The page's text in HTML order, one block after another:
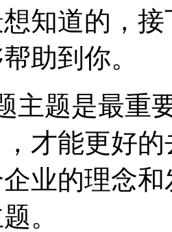
知道的，
助到你。
主题是最重
才能更好
业的理念
。